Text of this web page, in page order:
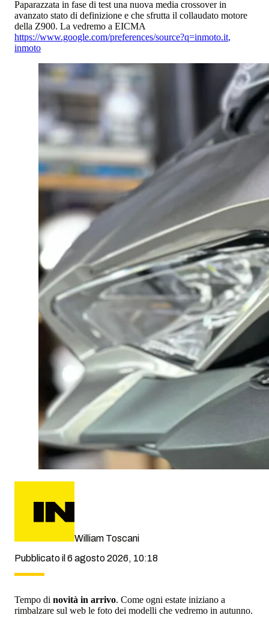
Paparazzata in fase di test una nuova media crossover in
avanzato stato di definizione e che sfrutta il collaudato motore
della Z900. La vedremo a EICMA
https://www.google.com/preferences/source?q=inmoto.it,
inmoto
William Toscani
Pubblicato il 6 agosto 2026, 10:18
Tempo di novità in arrivo. Come ogni estate iniziano a
rimbalzare sul web le foto dei modelli che vedremo in autunno.